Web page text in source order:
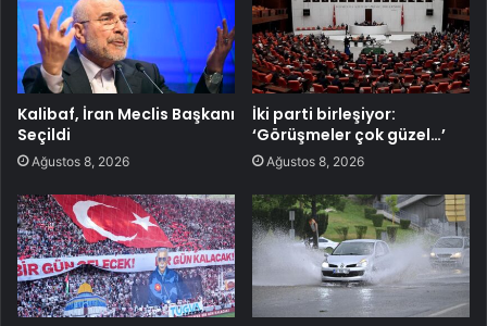
Kalibaf, İran Meclis Başkanı
Seçildi
Ağustos 8, 2026
İki parti birleşiyor:
‘Görüşmeler çok güzel…’
Ağustos 8, 2026